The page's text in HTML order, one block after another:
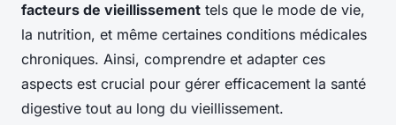
facteurs de vieillissement tels que le mode de vie,
la nutrition, et même certaines conditions médicales
chroniques. Ainsi, comprendre et adapter ces
aspects est crucial pour gérer efficacement la santé
digestive tout au long du vieillissement.